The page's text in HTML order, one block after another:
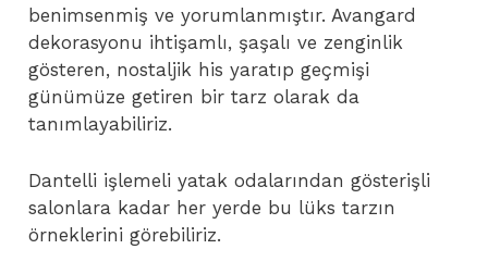
benimsenmiş ve yorumlanmıştır. Avangard
dekorasyonu ihtişamlı, şaşalı ve zenginlik
gösteren, nostaljik his yaratıp geçmişi
günümüze getiren bir tarz olarak da
tanımlayabiliriz.
Dantelli işlemeli yatak odalarından gösterişli
salonlara kadar her yerde bu lüks tarzın
örneklerini görebiliriz.